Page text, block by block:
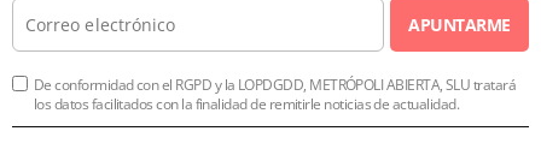
APUNTARME
De conformidad con el RGPD y la LOPDGDD, METRÓPOLI ABIERTA, SLU tratará
los datos facilitados con la finalidad de remitirle noticias de actualidad.